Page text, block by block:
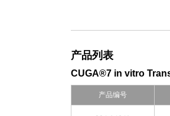
产品列表
CUGA®7 in vitro
产品编号